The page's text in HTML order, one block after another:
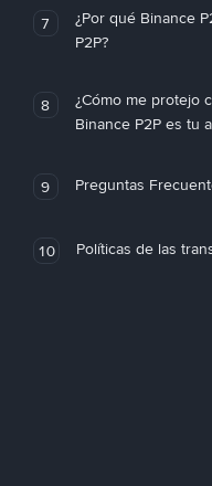
7
¿Por qué Binance
P2P?
8
¿Cómo me protejo
Binance P2P es tu
9 Preguntas
10 Políticas de las